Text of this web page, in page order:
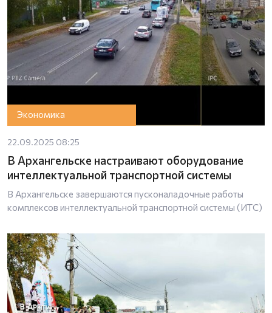
Экономика
22.09.2025 08:25
В Архангельске настраивают оборудование
интеллектуальной транспортной системы
В Архангельске завершаются пусконаладочные работы
комплексов интеллектуальной транспортной системы (ИТС)